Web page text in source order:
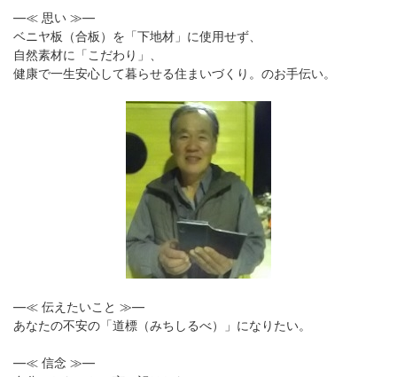
―≪ 思い ≫―
ベニヤ板（合板）を「下地材」に使用せず、
自然素材に「こだわり」、
健康で一生安心して暮らせる住まいづくり。のお手伝い。
―≪ 伝えたいこと ≫―
あなたの不安の「道標（みちしるべ）」になりたい。
―≪ 信念 ≫―